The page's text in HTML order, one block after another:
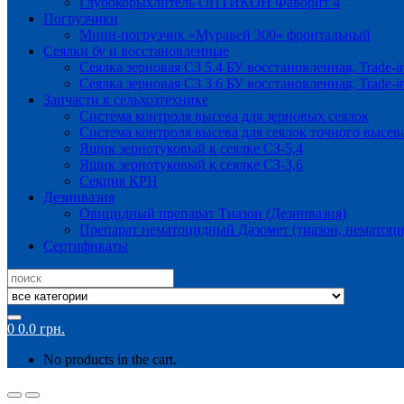
Погрузчики
Мини-погрузчик «Муравей 300» фронтальный
Сеялки бу и восстановленные
Сеялка зерновая СЗ 5.4 БУ восстановленная, Trade-
Сеялка зерновая СЗ 3.6 БУ восстановленная, Trade-
Запчасти к сельхозтехнике
Система контроля высева для зерновых сеялок
Система контроля высева для сеялок точного
Ящик зернотуковый к сеялке СЗ-5,4
Ящик зернотуковый к сеялке СЗ-3,6
Секция КРН
Дезинвазия
Овицидный препарат Тиазон (Дезинвазия)
Препарат нематоцидный Дазомет (тиазон,
Сертификаты
Search
for:
0 0.0 грн.
No products in the cart.